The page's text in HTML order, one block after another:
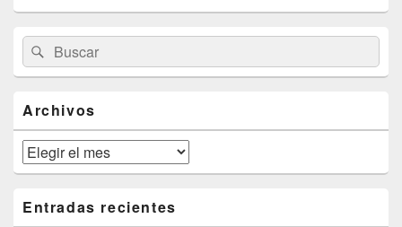
área
de
widget
lateral
primaria
Buscar
por:
Buscar
Archivos
Archivos
Entradas recientes